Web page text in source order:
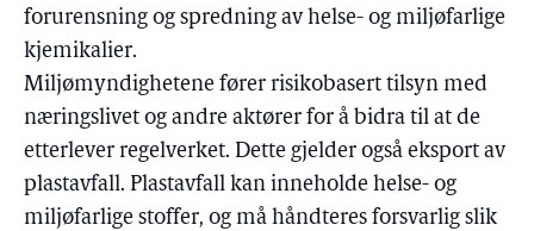
forurensning og spredning av helse- og miljøfarlige
kjemikalier.
Miljømyndighetene fører risikobasert tilsyn med
næringslivet og andre aktører for å bidra til at de
etterlever regelverket. Dette gjelder også eksport av
plastavfall. Plastavfall kan inneholde helse- og
miljøfarlige stoffer, og må håndteres forsvarlig slik